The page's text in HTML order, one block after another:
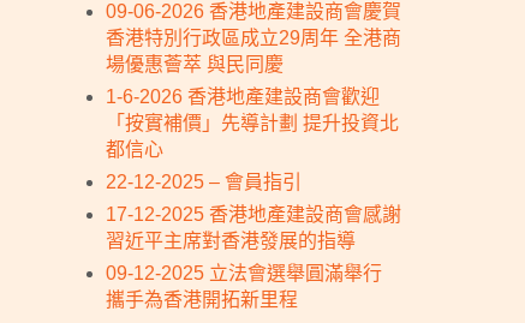
09-06-2026 香港地產建設商會慶賀
香港特別行政區成立29周年 全港商
場優惠薈萃 與民同慶
1-6-2026 香港地產建設商會歡迎
「按實補價」先導計劃 提升投資北
都信心
22-12-2025 – 會員指引
17-12-2025 香港地產建設商會感謝
習近平主席對香港發展的指導
09-12-2025 立法會選舉圓滿舉行
攜手為香港開拓新里程